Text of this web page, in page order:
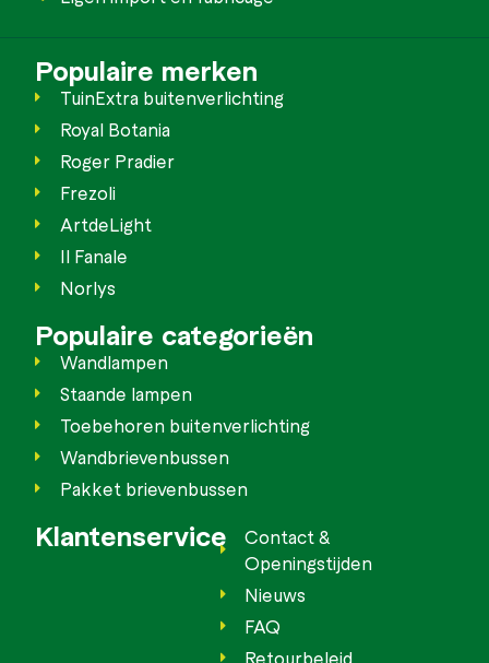
Populaire merken
TuinExtra buitenverlichting
Royal Botania
Roger Pradier
Frezoli
ArtdeLight
Il Fanale
Norlys
Populaire categorieën
Wandlampen
Staande lampen
Toebehoren buitenverlichting
Wandbrievenbussen
Pakket brievenbussen
Klantenservice
Contact &
Openingstijden
Nieuws
FAQ
Retourbeleid